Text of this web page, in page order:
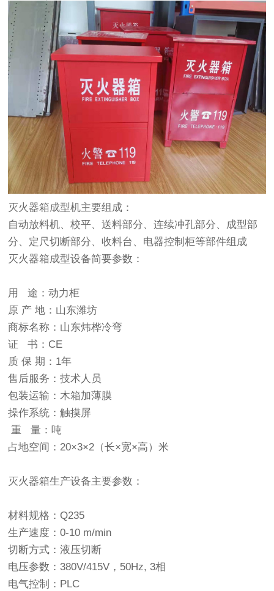
灭火器箱成型机主要组成：
自动放料机、校平、送料部分、连续冲孔部分、成型部
分、定尺切断部分、收料台、电器控制柜等部件组成
灭火器箱成型设备简要参数：
用 途：动力柜
原 产 地：山东潍坊
商标名称：山东炜桦冷弯
证 书：CE
质 保 期：1年
售后服务：技术人员
包装运输：木箱加薄膜
操作系统：触摸屏
重 量：吨
占地空间：20×3×2（长×宽×高）米
灭火器箱生产设备主要参数：
材料规格：Q235
生产速度：0-10 m/min
切断方式：液压切断
电压参数：380V/415V，50Hz, 3相
电气控制：PLC